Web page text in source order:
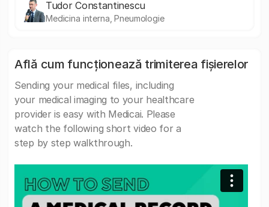
Tudor Constantinescu
Medicina interna, Pneumologie
Află cum funcționează trimiterea fișierelor
Sending your medical files, including
your medical imaging to your healthcare
provider is easy with Medicai. Please
watch the following short video for a
step by step walkthrough.